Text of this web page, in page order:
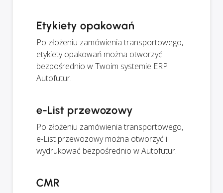
Etykiety opakowań
Po złożeniu zamówienia transportowego,
etykiety opakowań można otworzyć
bezpośrednio w Twoim systemie ERP
Autofutur.
e-List przewozowy
Po złożeniu zamówienia transportowego,
e-List przewozowy można otworzyć i
wydrukować bezpośrednio w Autofutur.
CMR